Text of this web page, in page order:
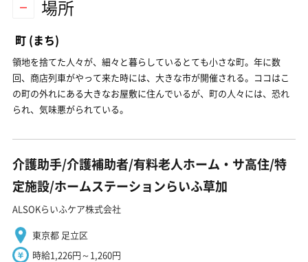
場所
町 (まち)
領地を捨てた人々が、細々と暮らしているとても小さな町。年に数
回、商店列車がやって来た時には、大きな市が開催される。ココはこ
の町の外れにある大きなお屋敷に住んでいるが、町の人々には、恐れ
られ、気味悪がられている。
介護助手/介護補助者/有料老人ホーム・サ高住/特
定施設/ホームステーションらいふ草加
ALSOKらいふケア株式会社
東京都 足立区
時給1,226円～1,260円